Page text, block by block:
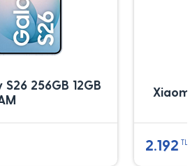
256GB 12GB
2.192